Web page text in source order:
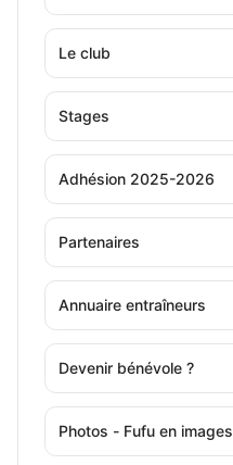
Le club
Stages
Adhésion 2025-2026
Partenaires
Annuaire entraîneurs
Devenir bénévole ?
Photos - Fufu en images